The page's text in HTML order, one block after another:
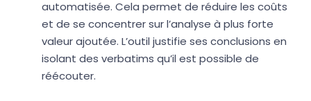
automatisée. Cela permet de réduire les coûts
et de se concentrer sur l’analyse à plus forte
valeur ajoutée. L’outil justifie ses conclusions en
isolant des verbatims qu’il est possible de
réécouter.